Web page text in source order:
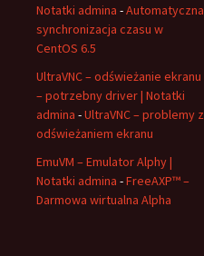
Notatki admina -Automatyczna
synchronizacja czasu w
CentOS 6.5
UltraVNC – odświeżanie ekranu
– potrzebny driver | Notatki
admina -UltraVNC – problemy z
odświeżaniem ekranu
EmuVM – Emulator Alphy |
Notatki admina -FreeAXP™ –
Darmowa wirtualna Alpha